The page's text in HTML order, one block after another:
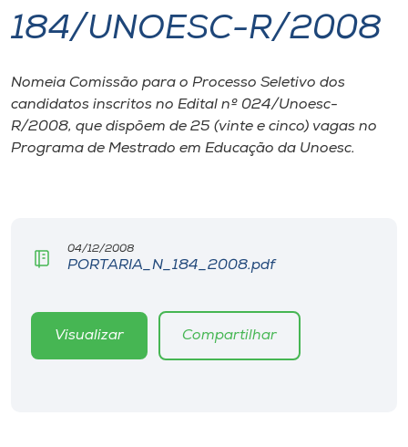
I.nova
Diplomados
Cultura
Biblioteca
Editora
Rádio
184/UNOESC-R/2008
Nomeia Comissão para o Processo Seletivo dos
candidatos inscritos no Edital nº 024/Unoesc-
R/2008, que dispõem de 25 (vinte e cinco) vagas no
Programa de Mestrado em Educação da Unoesc.
04/12/2008
PORTARIA_N_184_2008.pdf
Visualizar Compartilhar